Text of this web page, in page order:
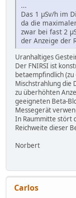
...
Das 1 μSv/h im
da die
zwar bei fast 2
der Anzeige der
Uranhaltiges
Der FNIRSI ist
betaempfindlich
Mischstrahlung die
zu überhöhten
geeigneten Beta-
Messegerät
In Raummitte stört
Reichweite dieser
Norbert
Carlos